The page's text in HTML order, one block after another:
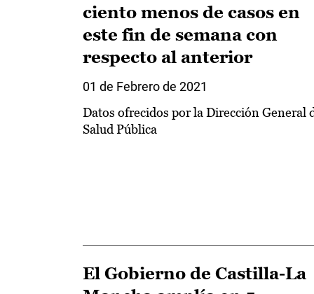
ciento menos de casos en
este fin de semana con
respecto al anterior
01 de Febrero de 2021
Datos ofrecidos por la Dirección General
Salud Pública
El Gobierno de Castilla-La